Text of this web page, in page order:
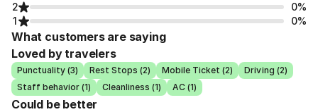
2
0%
1
0%
What customers are saying
Loved by travelers
Punctuality (3) Rest Stops (2) Mobile Ticket (2)
Driving (2)
Staff behavior (1)
Cleanliness (1) AC (1)
Could be better